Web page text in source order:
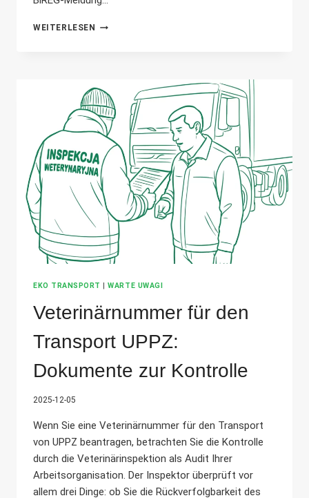
WEITERLESEN
BIREG-
UND
FOLGEN
DER
NICHTEINHALTUNG
DIESER
PFLICHTEN
EKO TRANSPORT |WARTE UWAGI
Veterinärnummer für den
Transport UPPZ:
Dokumente zur Kontrolle
2025-12-05
Wenn Sie eine Veterinärnummer für den Transport
von UPPZ beantragen, betrachten Sie die Kontrolle
durch die Veterinärinspektion als Audit Ihrer
Arbeitsorganisation. Der Inspektor überprüft vor
allem drei Dinge: ob Sie die Rückverfolgbarkeit des